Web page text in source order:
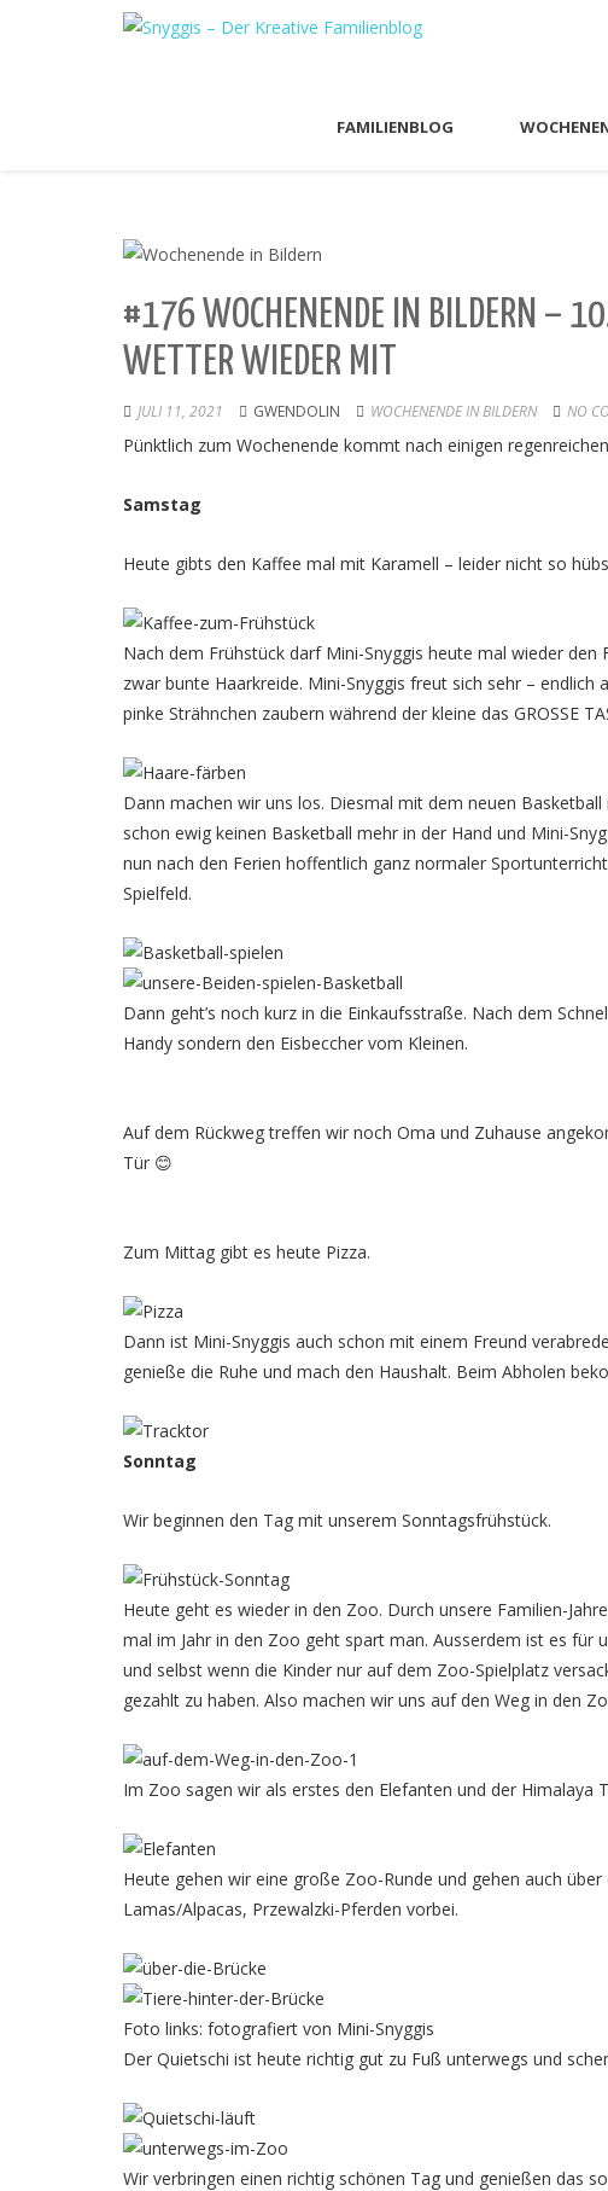
FAMILIENBLOG
#176 WOCHENENDE IN BILDERN –
WETTER WIEDER MIT
JULI 11, 2021 GWENDOLIN WOCHENENDE IN BILDERN NO
Pünktlich zum Wochenende kommt nach einigen
Samstag
Heute gibts den Kaffee mal mit Karamell – leider nicht so
Nach dem Frühstück darf Mini-Snyggis heute mal wieder
zwar bunte Haarkreide. Mini-Snyggis freut sich sehr –
pinke Strähnchen zaubern während der kleine das GROSSE
Dann machen wir uns los. Diesmal mit dem neuen
schon ewig keinen Basketball mehr in der Hand und Mini-
nun nach den Ferien hoffentlich ganz normaler
Spielfeld.
Dann geht’s noch kurz in die Einkaufsstraße. Nach dem
Handy sondern den Eisbeccher vom Kleinen.
Auf dem Rückweg treffen wir noch Oma und Zuhause
Tür 😊
Zum Mittag gibt es heute Pizza.
Dann ist Mini-Snyggis auch schon mit einem Freund
genieße die Ruhe und mach den Haushalt. Beim Abholen
Sonntag
Wir beginnen den Tag mit unserem Sonntagsfrühstück.
Heute geht es wieder in den Zoo. Durch unsere Familien-
mal im Jahr in den Zoo geht spart man. Ausserdem ist es für
und selbst wenn die Kinder nur auf dem Zoo-Spielplatz
gezahlt zu haben. Also machen wir uns auf den Weg in den
Im Zoo sagen wir als erstes den Elefanten und der Himalaya
Heute gehen wir eine große Zoo-Runde und gehen auch
Lamas/Alpacas, Przewalzki-Pferden vorbei.
Foto links: fotografiert von Mini-Snyggis
Der Quietschi ist heute richtig gut zu Fuß unterwegs und
Wir verbringen einen richtig schönen Tag und genießen das